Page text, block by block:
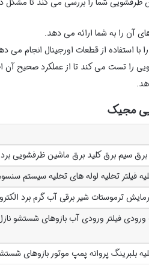
آن را به شما ارائه می دهد.
استفاده از قطعات اورجینال انجام می
را تست می کند تا از عملکرد صحیح آن
مجیک
سیم برق کلید برق ماشین ظرفشویی برد
فیلتر تخلیه لوله های تخلیه سیستم
ترموستات شیر برقی آب گرم برد
فیلتر ورودی آب بازوهای شستشو
بلبرینگ پروانه پمپ موتور بازوهای